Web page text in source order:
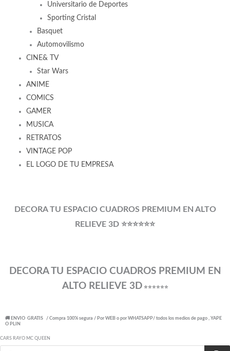
Universitario de Deportes
Sporting Cristal
Basquet
Automovilismo
CINE& TV
Star Wars
ANIME
COMICS
GAMER
MUSICA
RETRATOS
VINTAGE POP
EL LOGO DE TU EMPRESA
DECORA TU ESPACIO CUADROS PREMIUM EN ALTO
RELIEVE 3D ⭐⭐⭐⭐⭐⭐
DECORA TU ESPACIO CUADROS PREMIUM EN
ALTO RELIEVE 3D⭐⭐⭐⭐⭐⭐
🚚 ENVIO GRATIS / Compra 100% segura / Por WEB o por WHATSAPP/ todos los medios de pago , YAPE
O PLIN
CARS RAYO MC QUEEN
Búsqueda